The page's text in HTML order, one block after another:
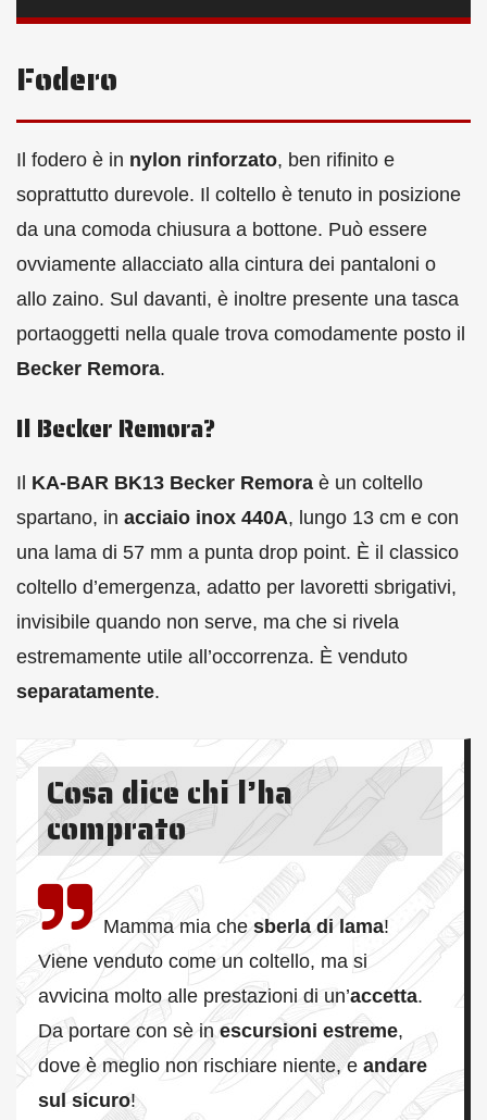
Fodero
Il fodero è in nylon rinforzato, ben rifinito e
soprattutto durevole. Il coltello è tenuto in posizione
da una comoda chiusura a bottone. Può essere
ovviamente allacciato alla cintura dei pantaloni o
allo zaino. Sul davanti, è inoltre presente una tasca
portaoggetti nella quale trova comodamente posto il
Becker Remora.
Il Becker Remora?
Il KA-BAR BK13 Becker Remora è un coltello
spartano, in acciaio inox 440A, lungo 13 cm e con
una lama di 57 mm a punta drop point. È il classico
coltello d’emergenza, adatto per lavoretti sbrigativi,
invisibile quando non serve, ma che si rivela
estremamente utile all’occorrenza. È venduto
separatamente.
Cosa dice chi l’ha
comprato
Mamma mia chesberla di lama!
Viene venduto come un coltello, ma si
avvicina molto alle prestazioni di un’accetta.
Da portare con sè inescursioni estreme,
dove è meglio non rischiare niente, e andare
sul sicuro!